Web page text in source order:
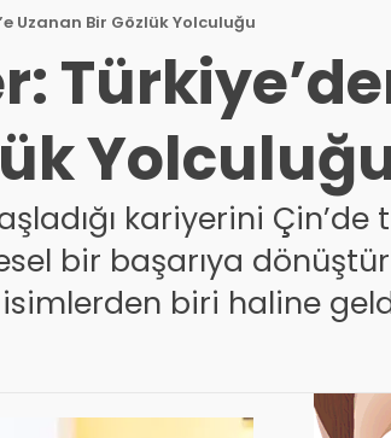
Uzanan Bir Gözlük Yolculuğu
kariyerini Çin’de
bir başarıya
biri haline